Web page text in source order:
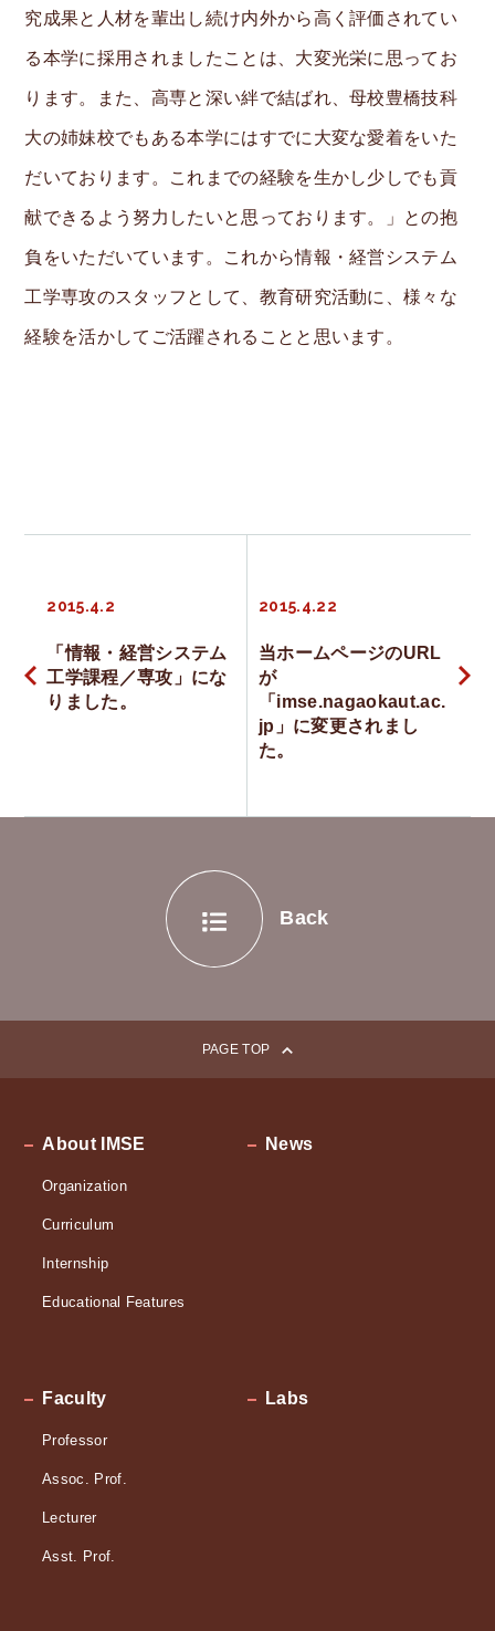
究成果と人材を輩出し続け内外から高く評価されてい
る本学に採用されましたことは、大変光栄に思ってお
ります。また、高専と深い絆で結ばれ、母校豊橋技科
大の姉妹校でもある本学にはすでに大変な愛着をいた
だいております。これまでの経験を生かし少しでも貢
献できるよう努力したいと思っております。」との抱
負をいただいています。これから情報・経営システム
工学専攻のスタッフとして、教育研究活動に、様々な
経験を活かしてご活躍されることと思います。
ナ
2015.4.2
「情報・経営システム
工学課程／専攻」にな
りました。
2015.4.22
当ホームページのURL
が
「imse.nagaokaut.ac.
jp」に変更されまし
た。
Back
PAGE TOP
About IMSE
Organization
Curriculum
Internship
Educational Features
News
Faculty
Professor
Assoc. Prof.
Lecturer
Asst. Prof.
Labs